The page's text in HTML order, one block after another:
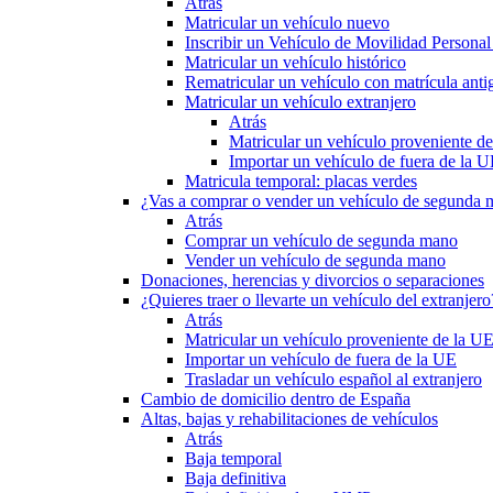
Matricular un vehículo nuevo
Inscribir un Vehículo de Movilidad
Matricular un vehículo histórico
Rematricular un vehículo con matrícula
Matricular un vehículo extranjero
Atrás
Matricular un vehículo proveniente
Importar un vehículo de fuera de la
Matricula temporal: placas verdes
¿Vas a comprar o vender un vehículo de segunda
Atrás
Comprar un vehículo de segunda mano
Vender un vehículo de segunda mano
Donaciones, herencias y divorcios o separaciones
¿Quieres traer o llevarte un vehículo del
Atrás
Matricular un vehículo proveniente de la UE
Importar un vehículo de fuera de la UE
Trasladar un vehículo español al extranjero
Cambio de domicilio dentro de España
Altas, bajas y rehabilitaciones de vehículos
Atrás
Baja temporal
Baja definitiva